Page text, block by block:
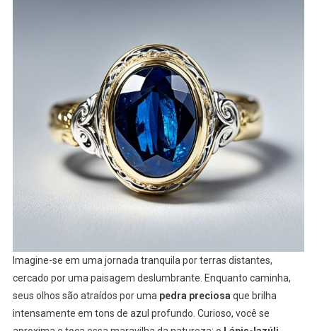
Imagine-se em uma jornada tranquila por terras distantes,
cercado por uma paisagem deslumbrante. Enquanto caminha,
seus olhos são atraídos por uma pedra preciosa que brilha
intensamente em tons de azul profundo. Curioso, você se